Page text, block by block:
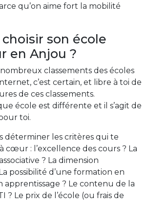
qu’on aime fort la mobilité
son école
en Anjou ?
classements des écoles
c’est certain, et libre à toi de
de ces classements.
école est différente et il s’agit de
toi.
déterminer les critères qui te
cœur : l’excellence des cours ? La
? La dimension
possibilité d’une formation en
apprentissage ? Le contenu de la
? Le prix de l’école (ou frais de